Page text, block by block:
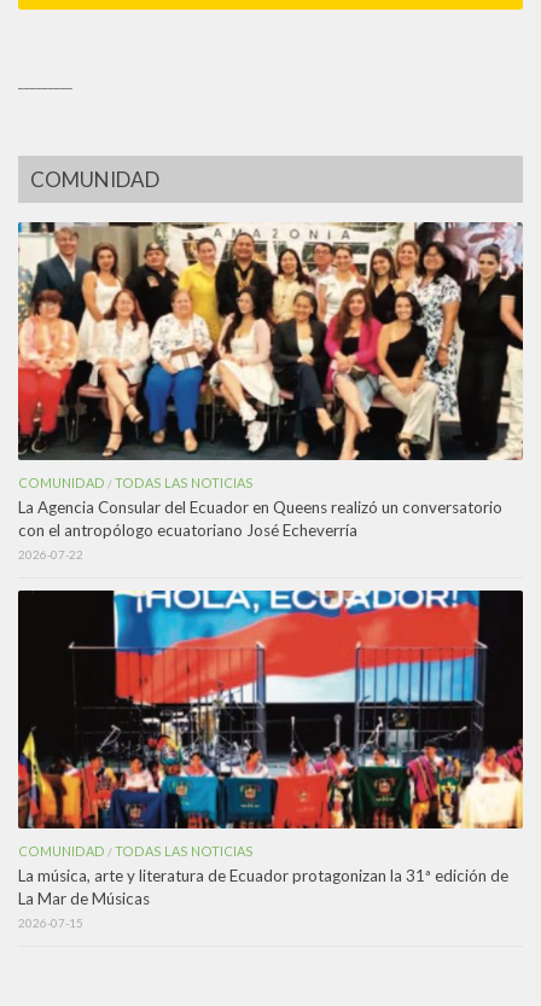
COMUNIDAD
COMUNIDAD /TODAS LAS NOTICIAS
La Agencia Consular del Ecuador en Queens realizó un conversatorio
con el antropólogo ecuatoriano José Echeverría
2026-07-22
COMUNIDAD /TODAS LAS NOTICIAS
La música, arte y literatura de Ecuador protagonizan la 31ª edición de
La Mar de Músicas
2026-07-15